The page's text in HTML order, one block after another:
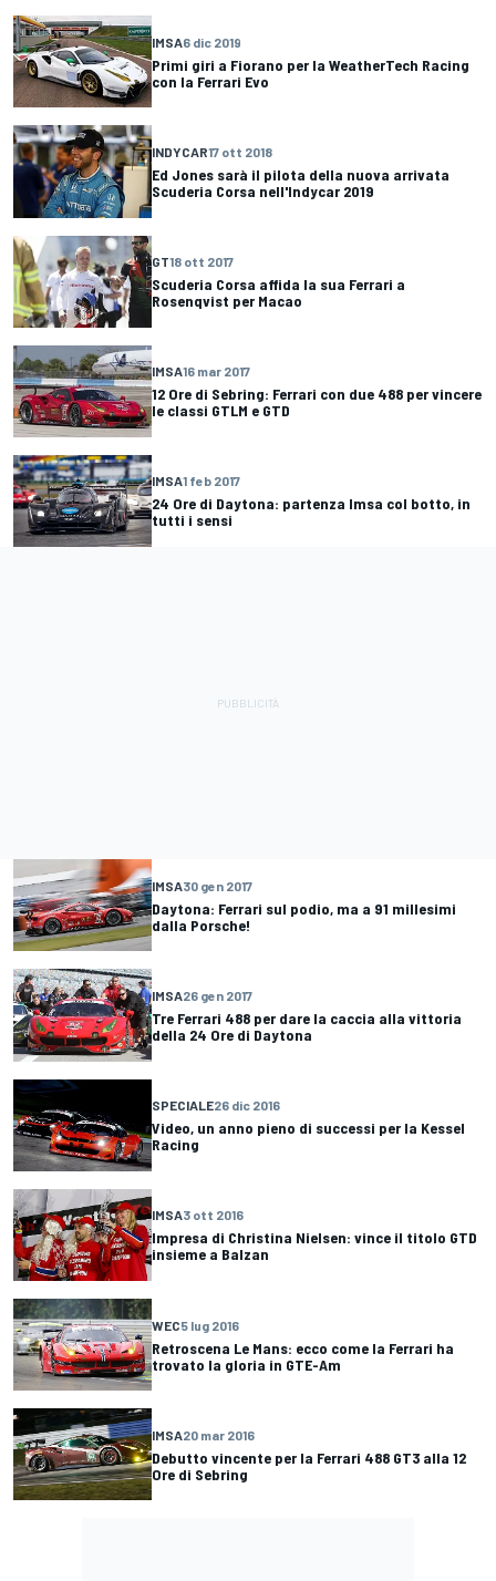
IMSA6 dic 2019
Primi giri a Fiorano per la WeatherTech Racing
con la Ferrari Evo
INDYCAR17 ott 2018
Ed Jones sarà il pilota della nuova arrivata
Scuderia Corsa nell'Indycar 2019
GT18 ott 2017
Scuderia Corsa affida la sua Ferrari a
Rosenqvist per Macao
IMSA16 mar 2017
12 Ore di Sebring: Ferrari con due 488 per vincere
le classi GTLM e GTD
IMSA1 feb 2017
24 Ore di Daytona: partenza Imsa col botto, in
tutti i sensi
IMSA30 gen 2017
Daytona: Ferrari sul podio, ma a 91 millesimi
dalla Porsche!
IMSA26 gen 2017
Tre Ferrari 488 per dare la caccia alla vittoria
della 24 Ore di Daytona
SPECIALE26 dic 2016
Video, un anno pieno di successi per la Kessel
Racing
IMSA3 ott 2016
Impresa di Christina Nielsen: vince il titolo GTD
insieme a Balzan
WEC5 lug 2016
Retroscena Le Mans: ecco come la Ferrari ha
trovato la gloria in GTE-Am
IMSA20 mar 2016
Debutto vincente per la Ferrari 488 GT3 alla 12
Ore di Sebring